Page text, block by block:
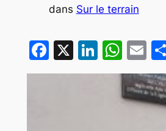
dans Sur le terrain
Facebook
X